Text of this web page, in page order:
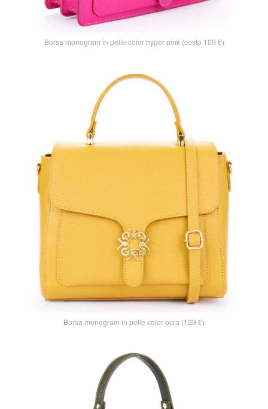
Borsa monogram in pelle color hyper pink (costo 109 €)
Borsa monogram in pelle color ocra (129 €)